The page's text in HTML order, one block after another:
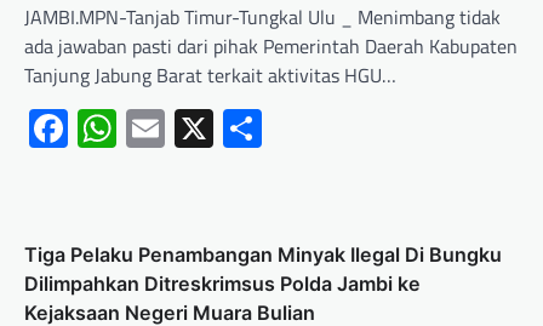
JAMBI.MPN-Tanjab Timur-Tungkal Ulu _ Menimbang tidak
ada jawaban pasti dari pihak Pemerintah Daerah Kabupaten
Tanjung Jabung Barat terkait aktivitas HGU…
Facebook
WhatsApp
Email
X
Tiga Pelaku Penambangan Minyak Ilegal Di Bungku
Dilimpahkan Ditreskrimsus Polda Jambi ke
Kejaksaan Negeri Muara Bulian